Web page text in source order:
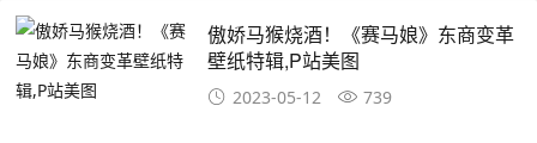
傲娇马猴烧酒！《赛马娘》东商变革
壁纸特辑,P站美图
2023-05-12 739